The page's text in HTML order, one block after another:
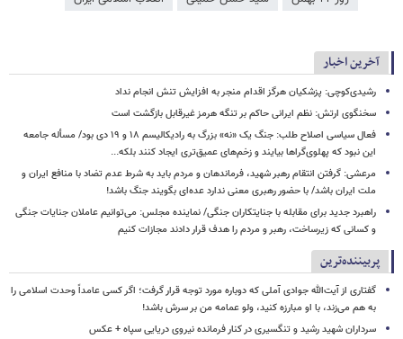
آخرین اخبار
رشیدی‌کوچی: پزشکیان هرگز اقدام منجر به افزایش تنش انجام نداد
سخنگوی ارتش: نظم ایرانی حاکم بر تنگه هرمز غیرقابل بازگشت است
فعال سیاسی اصلاح طلب: جنگ یک «نه» بزرگ به رادیکالیسم ۱۸ و ۱۹ دی بود/ مسأله جامعه
این نبود که پهلوی‌گراها بیایند و زخم‌های عمیق‌تری ایجاد کنند بلکه...
مرعشی: گرفتن انتقام رهبر شهید، فرماندهان و مردم باید به شرط عدم تضاد با منافع ایران و
ملت ایران باشد/ با حضور رهبری معنی ندارد عده‌ای بگویند جنگ باشد!
راهبرد جدید برای مقابله با جنایتکاران جنگی/ نماینده مجلس: می‌توانیم عاملان جنایات جنگی
و کسانی که زیرساخت‌، رهبر و مردم را هدف قرار دادند مجازات کنیم
پربیننده‌ترین
گفتاری از آیت‌الله جوادی آملی که دوباره مورد توجه قرار گرفت؛ اگر کسی عامداً وحدت اسلامی را
به هم می‌زند، با او مبارزه کنید، ولو عمامه من بر سرش باشد!
سرداران شهید رشید و تنگسیری در کنار فرمانده نیروی دریایی سپاه + عکس